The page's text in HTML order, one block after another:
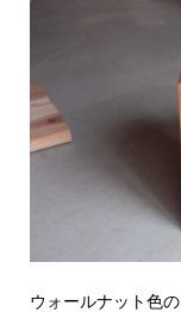
ウォールナット色